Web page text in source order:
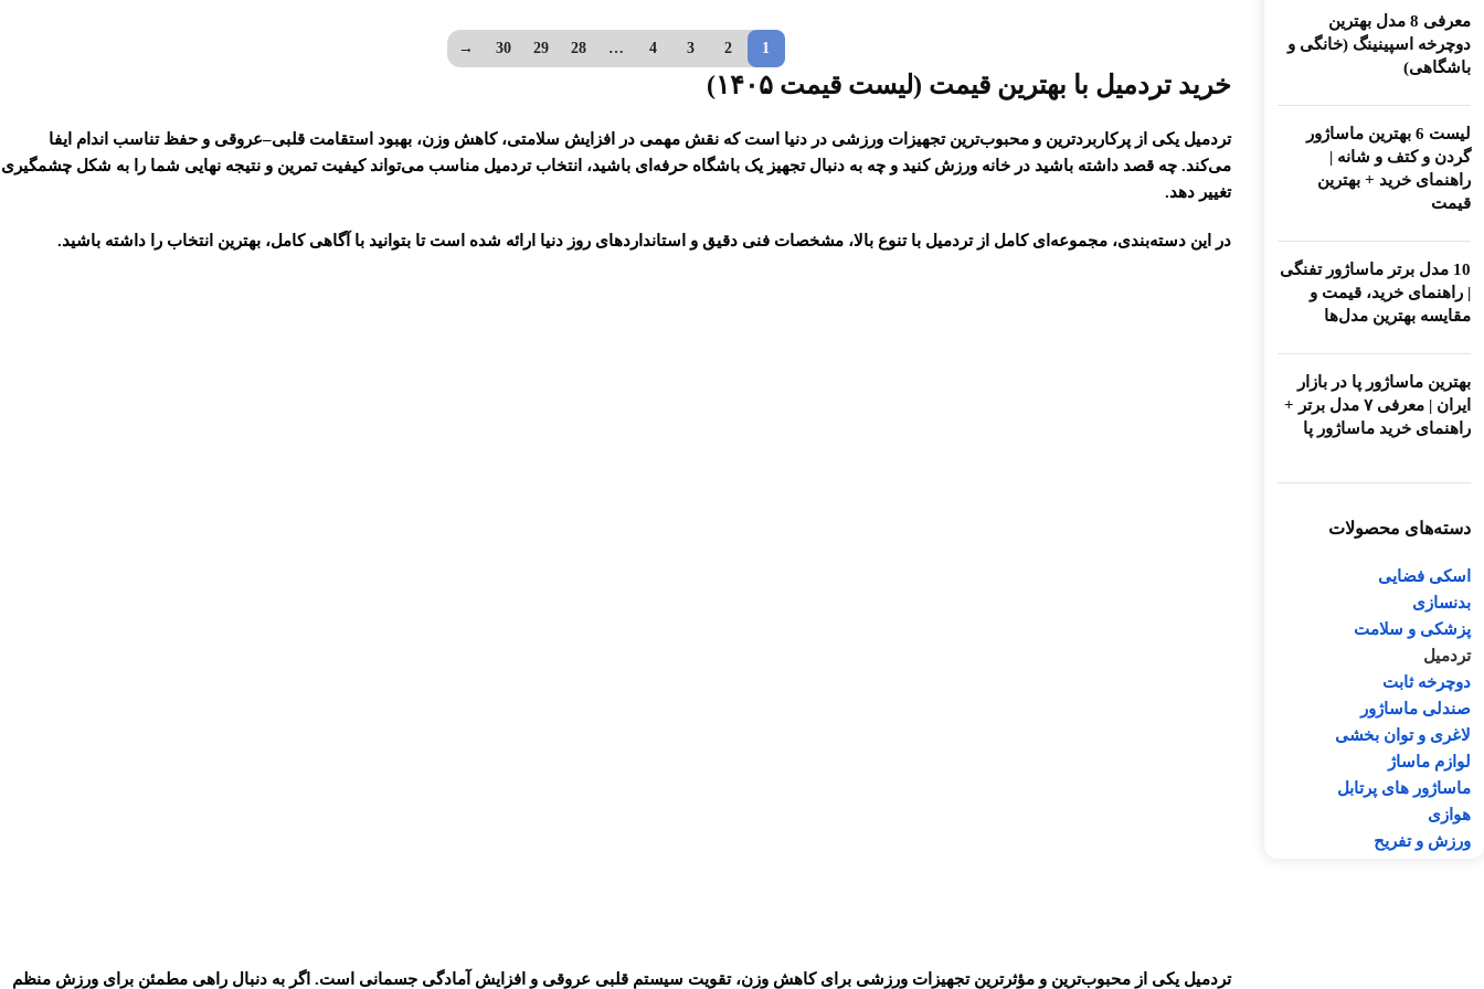
معرفی 8 مدل بهترین
دوچرخه اسپینینگ (خانگی و
باشگاهی)
لیست 6 بهترین ماساژور
گردن و کتف و شانه |
راهنمای خرید + بهترین
قیمت
10 مدل برتر ماساژور تفنگی
| راهنمای خرید، قیمت و
مقایسه بهترین مدل‌ها
بهترین ماساژور پا در بازار
ایران | معرفی ۷ مدل برتر +
راهنمای خرید ماساژور پا
دسته‌های محصولات
اسکی فضایی
بدنسازی
پزشکی و سلامت
تردمیل
دوچرخه ثابت
صندلی ماساژور
لاغری و توان بخشی
لوازم ماساژ
ماساژور های پرتابل
هوازی
ورزش و تفریح
1
2
3
4
…
28
29
30
→
خرید تردمیل با بهترین قیمت (لیست قیمت ۱۴۰۵)
تردمیل یکی از پرکاربردترین و محبوب‌ترین تجهیزات ورزشی در دنیا است که نقش مهمی در افزایش سلامتی، کاهش وزن، بهبود استقامت قلبی–عروقی و حفظ تناسب اندام ایفا
می‌کند. چه قصد داشته باشید در خانه ورزش کنید و چه به دنبال تجهیز یک باشگاه حرفه‌ای باشید، انتخابتردمیل مناسب می‌تواند کیفیت تمرین و نتیجه نهایی شما را به شکل چشمگیری
تغییر دهد.
در این دسته‌بندی، مجموعه‌ای کامل ازتردمیل با تنوع بالا، مشخصات فنی دقیق و استانداردهای روز دنیا ارائه شده است تا بتوانید با آگاهی کامل، بهترین انتخاب را داشته باشید.
تردمیل یکی از محبوب‌ترین و مؤثرترین تجهیزات ورزشی برای کاهش وزن، تقویت سیستم قلبی عروقی و افزایش آمادگی جسمانی است. اگر به دنبال راهی مطمئن برای ورزش منظم